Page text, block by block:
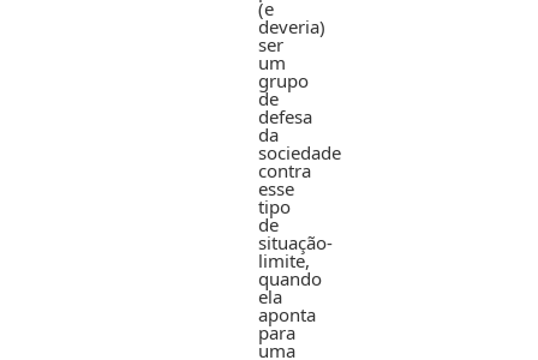
(e
deveria)
ser
um
grupo
de
defesa
da
sociedade
contra
esse
tipo
de
situação-
limite,
quando
ela
aponta
para
uma